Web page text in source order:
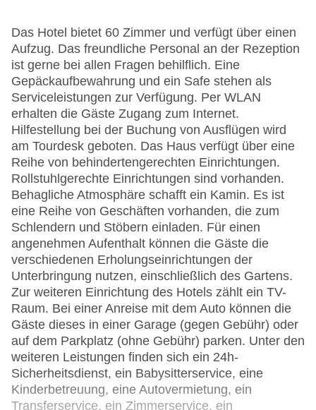
Das Hotel bietet 60 Zimmer und verfügt über einen
Aufzug. Das freundliche Personal an der Rezeption
ist gerne bei allen Fragen behilflich. Eine
Gepäckaufbewahrung und ein Safe stehen als
Serviceleistungen zur Verfügung. Per WLAN
erhalten die Gäste Zugang zum Internet.
Hilfestellung bei der Buchung von Ausflügen wird
am Tourdesk geboten. Das Haus verfügt über eine
Reihe von behindertengerechten Einrichtungen.
Rollstuhlgerechte Einrichtungen sind vorhanden.
Behagliche Atmosphäre schafft ein Kamin. Es ist
eine Reihe von Geschäften vorhanden, die zum
Schlendern und Stöbern einladen. Für einen
angenehmen Aufenthalt können die Gäste die
verschiedenen Erholungseinrichtungen der
Unterbringung nutzen, einschließlich des Gartens.
Zur weiteren Einrichtung des Hotels zählt ein TV-
Raum. Bei einer Anreise mit dem Auto können die
Gäste dieses in einer Garage (gegen Gebühr) oder
auf dem Parkplatz (ohne Gebühr) parken. Unter den
weiteren Leistungen finden sich ein 24h-
Sicherheitsdienst, ein Babysitterservice, eine
Kinderbetreuung, eine Autovermietung, ein
Transferservice, ein Zimmerservice, ein